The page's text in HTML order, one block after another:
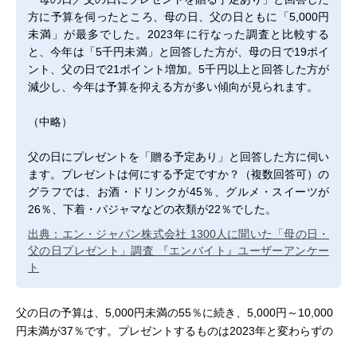
方に予算を伺ったところ、母の日、父の日ともに「5,000円
未満」が最多でした。2023年に行なった調査と比較する
と、今年は「5千円未満」と回答した方が、母の日で19ポイ
ント、父の日で21ポイント増加。5千円以上と回答した方が
減少し、今年は予算を抑える方が多い傾向が見られます。
（中略）
父の日にプレゼントを「贈る予定あり」と回答した方に伺い
ます。プレゼントは何にする予定ですか？（複数回答可）の
グラフでは、お酒・ドリンクが45％、グルメ・スイーツが
26％、下着・パジャマなどの衣類が22％でした。
出典：エン・ジャパン株式会社 1300人に聞いた「母の日・
父の日プレゼント」調査 『エンバイト』ユーザーアンケー
ト
父の日の予算は、5,000円未満の55％に続き、5,000円～10,000
円未満が37％です。プレゼントするものは2023年と変わらずの